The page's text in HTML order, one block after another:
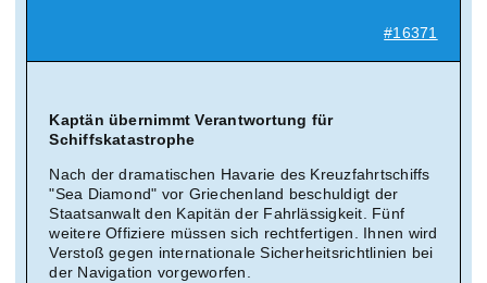
#16371
Kaptän übernimmt Verantwortung für
Schiffskatastrophe
Nach der dramatischen Havarie des Kreuzfahrtschiffs
"Sea Diamond" vor Griechenland beschuldigt der
Staatsanwalt den Kapitän der Fahrlässigkeit. Fünf
weitere Offiziere müssen sich rechtfertigen. Ihnen wird
Verstoß gegen internationale Sicherheitsrichtlinien bei
der Navigation vorgeworfen.